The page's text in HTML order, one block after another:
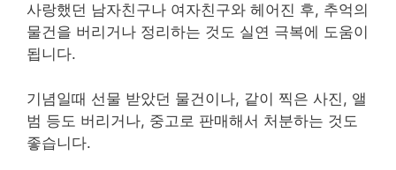
사랑했던 남자친구나 여자친구와 헤어진 후, 추억의
물건을 버리거나 정리하는 것도 실연 극복에 도움이
됩니다.
기념일때 선물 받았던 물건이나, 같이 찍은 사진, 앨
범 등도 버리거나, 중고로 판매해서 처분하는 것도
좋습니다.